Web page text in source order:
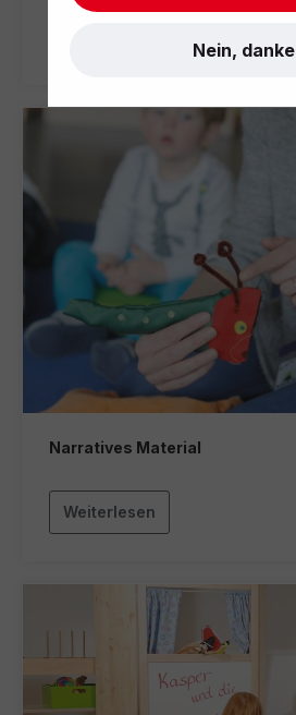
Narratives Material
Weiterlesen
Nein, danke